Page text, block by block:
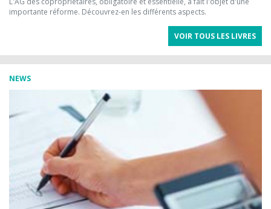
importante réforme. Découvrez-en les différents aspects.
VOIR TOUS LES LIVRES
NEWS